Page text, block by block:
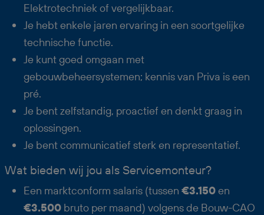
Elektrotechniek of vergelijkbaar.
Je hebt enkele jaren ervaring in een soortgelijke
technische functie.
Je kunt goed omgaan met
gebouwbeheersystemen; kennis van Priva is een
pré.
Je bent zelfstandig, proactief en denkt graag in
oplossingen.
Je bent communicatief sterk en representatief.
Wat bieden wij jou als Servicemonteur?
Een marktconform salaris (tussen €3.150en
€3.500 bruto per maand) volgens de Bouw-CAO